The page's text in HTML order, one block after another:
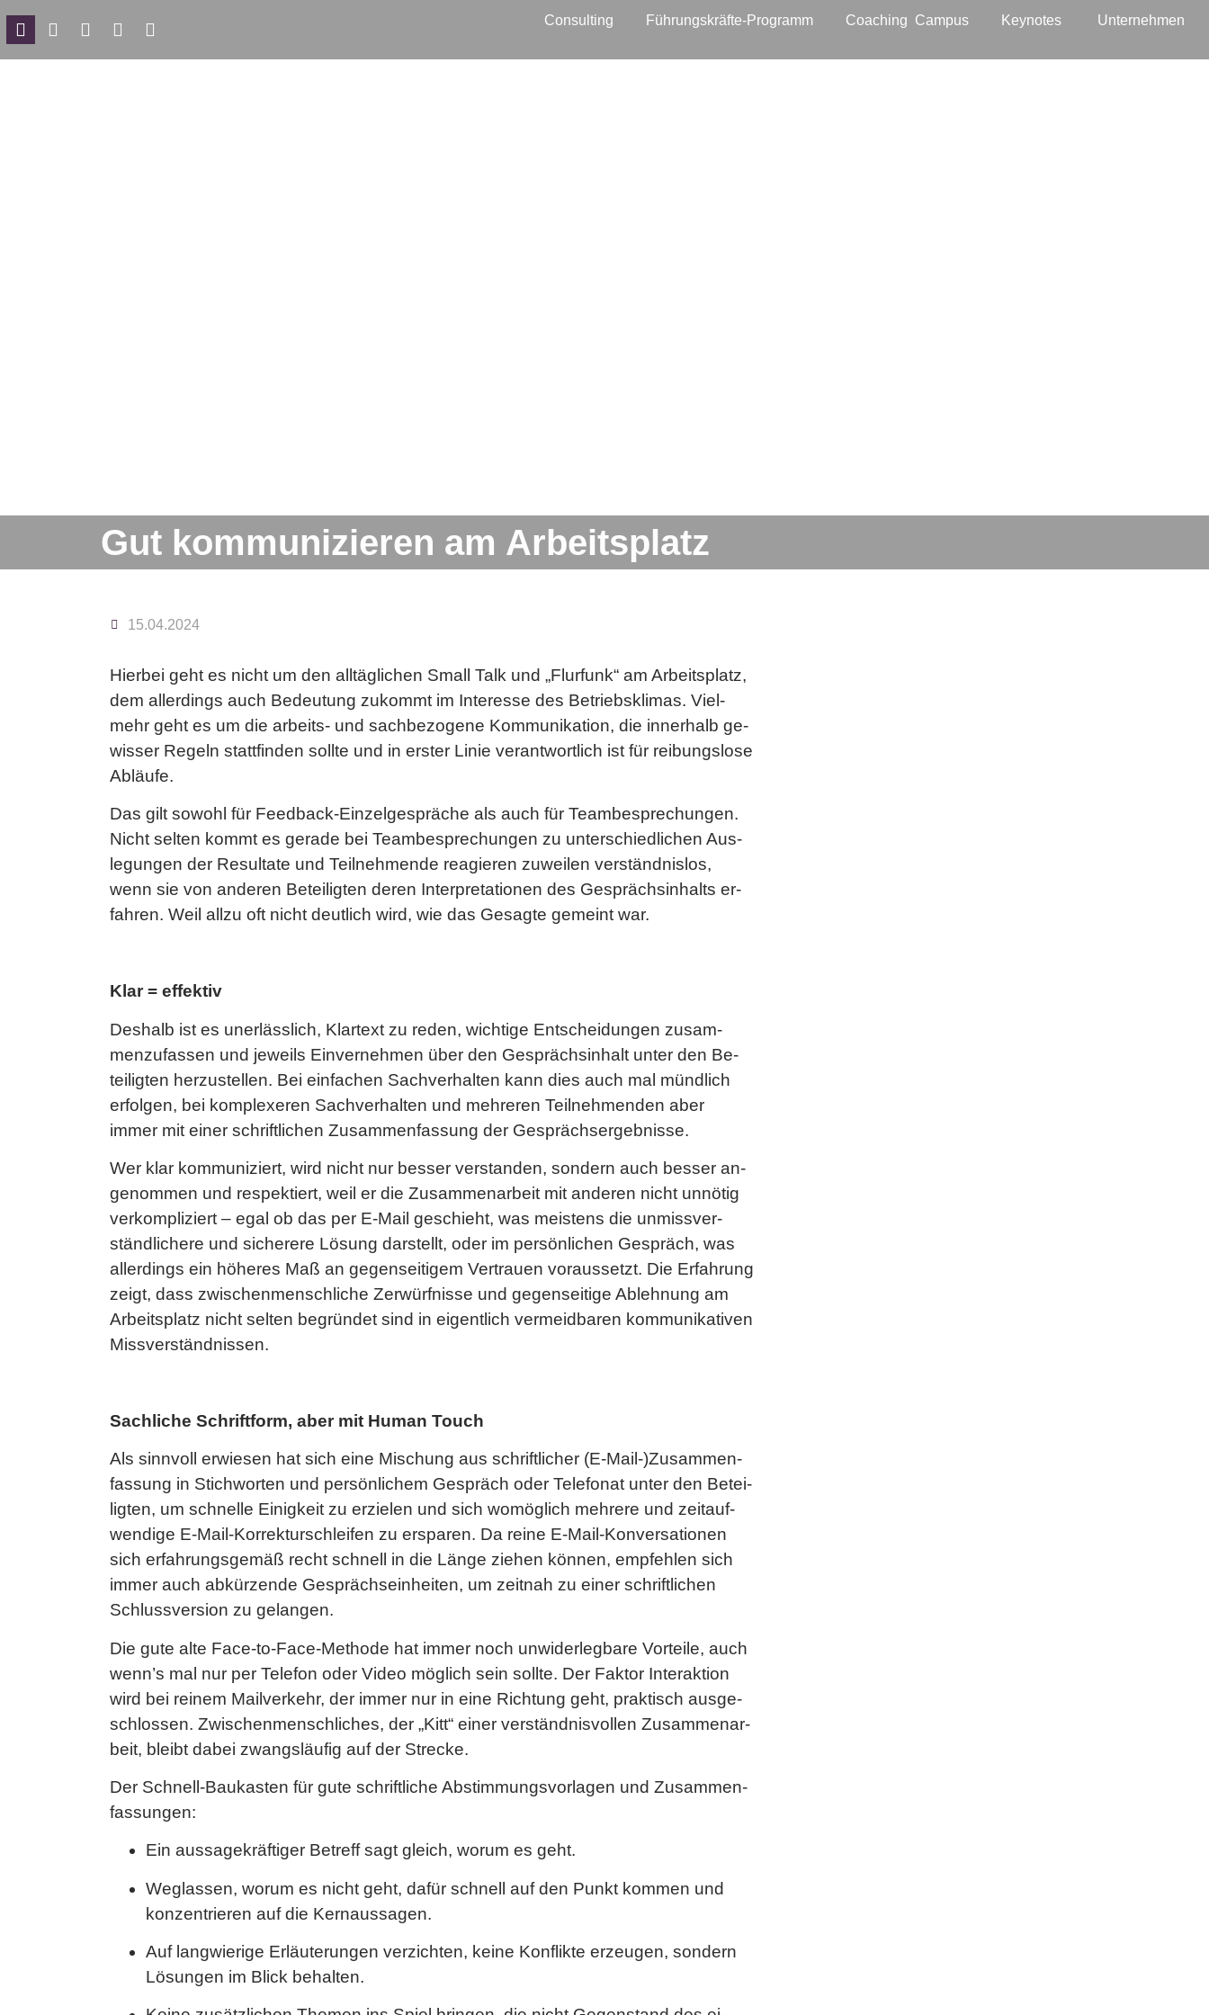
Consulting Führungskräfte-Programm Coaching Campus Keynotes Unternehmen
Gut kommunizieren am Arbeitsplatz
15.04.2024
Hier­bei geht es nicht um den all­täg­li­chen Small Talk und „Flur­funk“ am Ar­beits­platz,
dem al­ler­dings auch Be­deu­tung zu­kommt im In­ter­es­se des Be­triebs­kli­mas. Viel­
mehr geht es um die ar­beits- und sach­be­zo­ge­ne Kom­mu­ni­ka­ti­on, die in­ner­halb ge­
wis­ser Re­geln statt­fin­den soll­te und in ers­ter Linie ver­ant­wort­lich ist für rei­bungs­lo­se
Ab­läu­fe.
Das gilt so­wohl für Feed­back-Ein­zel­ge­sprä­che als auch für Team­be­spre­chun­gen.
Nicht sel­ten kommt es ge­ra­de bei Team­be­spre­chun­gen zu un­ter­schied­li­chen Aus­
le­gun­gen der Re­sul­ta­te und Teil­neh­men­de re­agie­ren zu­wei­len ver­ständ­nis­los,
wenn sie von an­de­ren Be­tei­lig­ten deren In­ter­pre­ta­tio­nen des Ge­sprächs­in­halts er­
fah­ren. Weil allzu oft nicht deut­lich wird, wie das Ge­sag­te ge­meint war.
Klar = ef­fek­tiv
Des­halb ist es un­er­läss­lich, Klar­text zu reden, wich­ti­ge Ent­schei­dun­gen zu­sam­
men­zu­fas­sen und je­weils Ein­ver­neh­men über den Ge­sprächs­in­halt unter den Be­
tei­lig­ten her­zu­stel­len. Bei ein­fa­chen Sach­ver­hal­ten kann dies auch mal münd­lich
er­fol­gen, bei kom­ple­xe­ren Sach­ver­hal­ten und meh­re­ren Teil­neh­men­den aber
immer mit einer schrift­li­chen Zu­sam­men­fas­sung der Ge­sprächs­er­geb­nis­se.
Wer klar kom­mu­ni­ziert, wird nicht nur bes­ser ver­stan­den, son­dern auch bes­ser an­
ge­nom­men und re­spek­tiert, weil er die Zu­sam­men­ar­beit mit an­de­ren nicht un­nö­tig
ver­kom­pli­ziert – egal ob das per E-Mail ge­schieht, was meis­tens die un­miss­ver­
ständ­li­che­re und si­che­re­re Lö­sung dar­stellt, oder im per­sön­li­chen Ge­spräch, was
al­ler­dings ein hö­he­res Maß an ge­gen­sei­ti­gem Ver­trau­en vor­aus­setzt. Die Er­fah­rung
zeigt, dass zwi­schen­mensch­li­che Zer­würf­nis­se und ge­gen­sei­ti­ge Ab­leh­nung am
Ar­beits­platz nicht sel­ten be­grün­det sind in ei­gent­lich ver­meid­ba­ren kom­mu­ni­ka­ti­ven
Miss­ver­ständ­nis­sen.
Sach­li­che Schrift­form, aber mit Human Touch
Als sinn­voll er­wie­sen hat sich eine Mi­schung aus schrift­li­cher (E-Mail-)Zu­sam­men­
fas­sung in Stich­wor­ten und per­sön­li­chem Ge­spräch oder Te­le­fo­nat unter den Be­tei­
lig­ten, um schnel­le Ei­nig­keit zu er­zie­len und sich wo­mög­lich meh­re­re und zeit­auf­
wen­di­ge E-Mail-Kor­rek­tur­schlei­fen zu er­spa­ren. Da reine E-Mail-Kon­ver­sa­tio­nen
sich er­fah­rungs­ge­mäß recht schnell in die Länge zie­hen kön­nen, emp­feh­len sich
immer auch ab­kür­zen­de Ge­sprächs­ein­hei­ten, um zeit­nah zu einer schrift­li­chen
Schluss­ver­si­on zu ge­lan­gen.
Die gute alte Face-to-Face-Me­tho­de hat immer noch un­wi­der­leg­ba­re Vor­tei­le, auch
wenn’s mal nur per Te­le­fon oder Video mög­lich sein soll­te. Der Fak­tor In­ter­ak­ti­on
wird bei rei­nem Mail­ver­kehr, der immer nur in eine Rich­tung geht, prak­tisch aus­ge­
schlos­sen. Zwi­schen­mensch­li­ches, der „Kitt“ einer ver­ständ­nis­vol­len Zu­sam­men­ar­
beit, bleibt dabei zwangs­läu­fig auf der Stre­cke.
Der Schnell-Bau­kas­ten für gute schrift­li­che Ab­stim­mungs­vor­la­gen und Zu­sam­men­
fas­sun­gen:
Ein aus­sa­ge­kräf­ti­ger Be­treff sagt gleich, worum es geht.
Weg­las­sen, worum es nicht geht, dafür schnell auf den Punkt kom­men und
kon­zen­trie­ren auf die Kern­aus­sa­gen.
Auf lang­wie­ri­ge Er­läu­te­run­gen ver­zich­ten, keine Kon­flik­te er­zeu­gen, son­dern
Lö­sun­gen im Blick be­hal­ten.